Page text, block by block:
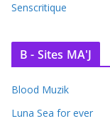
Senscritique
B - Sites MA'J
Blood Muzik
Luna Sea for ever